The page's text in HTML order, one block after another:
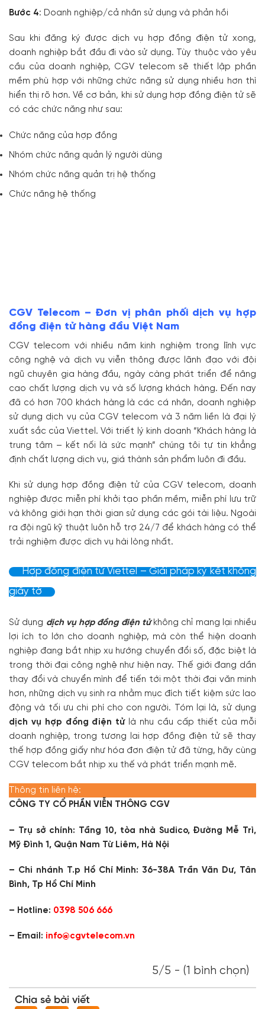
Bước 4: Doanh nghiệp/cả nhân sử dụng và phản hồi
Sau khi đăng ký được dịch vụ hợp đồng điện tử xong,
doanh nghiệp bắt đầu đi vào sử dụng. Tùy thuộc vào yêu
cầu của doanh nghiệp, CGV telecom sẽ thiết lập phần
mềm phù hợp với những chức năng sử dụng nhiều hơn thì
hiển thị rõ hơn. Về cơ bản, khi sử dụng hợp đồng điện tử sẽ
có các chức năng như sau:
Chức năng của hợp đồng
Nhóm chức năng quản lý người dùng
Nhóm chức năng quản trị hệ thống
Chức năng hệ thống
CGV Telecom – Đơn vị phân phối dịch vụ hợp
đồng điện tử hàng đầu Việt Nam
CGV telecom với nhiều năm kinh nghiệm trong lĩnh vực
công nghệ và dịch vụ viễn thông được lãnh đạo với đội
ngũ chuyên gia hàng đầu, ngày càng phát triển để nâng
cao chất lượng dịch vụ và số lượng khách hàng. Đến nay
đã có hơn 700 khách hàng là các cá nhân, doanh nghiệp
sử dụng dịch vụ của CGV telecom và 3 năm liền là đại lý
xuất sắc của Viettel. Với triết lý kinh doanh “Khách hàng là
trung tâm – kết nối là sức mạnh” chúng tôi tự tin khẳng
định chất lượng dịch vụ, giá thành sản phẩm luôn đi đầu.
Khi sử dụng hợp đồng điện tử của CGV telecom, doanh
nghiệp được miễn phí khởi tạo phần mềm, miễn phí lưu trữ
và không giới hạn thời gian sử dụng các gói tài liệu. Ngoài
ra đội ngũ kỹ thuật luôn hỗ trợ 24/7 để khách hàng có thể
trải nghiệm được dịch vụ hài lòng nhất.
Hợp đồng điện tử Viettel – Giải pháp ký kết không
giấy tờ
Sử dụng dịch vụ hợp đồng điện tửkhông chỉ mang lại nhiều
lợi ích to lớn cho doanh nghiệp, mà còn thể hiện doanh
nghiệp đang bắt nhịp xu hướng chuyển đổi số, đặc biệt là
trong thời đại công nghệ như hiện nay. Thế giới đang dần
thay đổi và chuyển mình để tiến tới một thời đại văn minh
hơn, những dịch vụ sinh ra nhằm mục đích tiết kiệm sức lao
động và tối ưu chi phí cho con người. Tóm lại là, sử dụng
dịch vụ hợp đồng điện tửlà nhu cầu cấp thiết của mỗi
doanh nghiệp, trong tương lai hợp đồng điện tử sẽ thay
thế hợp đồng giấy như hóa đơn điện tử đã từng, hãy cùng
CGV telecom bắt nhịp xu thế và phát triển mạnh mẽ.
Thông tin liên hệ:
CÔNG TY CỔ PHẦN VIỄN THÔNG CGV
– Trụ sở chính: Tầng 10, tòa nhà Sudico, Đường Mễ Trì,
Mỹ Đình 1, Quận Nam Từ Liêm, Hà Nội
– Chi nhánh T.p Hồ Chí Minh: 36-38A Trần Văn Dư, Tân
Bình, Tp Hồ Chí Minh
– Hotline: 0398 506 666
– Email: info@cgvtelecom.vn
5/5 - (1 bình chọn)
Chia sẻ bài viết